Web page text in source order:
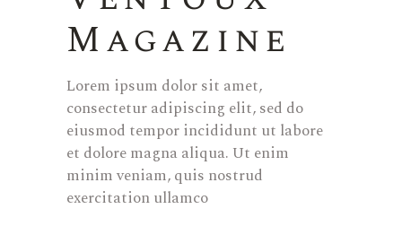
Magazine
Lorem ipsum dolor sit amet,
consectetur adipiscing elit, sed do
eiusmod tempor incididunt ut labore
et dolore magna aliqua. Ut enim
minim veniam, quis nostrud
exercitation ullamco